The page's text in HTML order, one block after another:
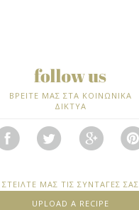
ΒΡΕΙΤΕ ΜΑΣ ΣΤΑ ΚΟΙΝΩΝΙΚΑ
ΔΙΚΤΥΑ
ΣΤΕΙΛΤΕ ΜΑΣ ΤΙΣ ΣΥΝΤΑΓΕΣ ΣΑΣ
UPLOAD A RECIPE